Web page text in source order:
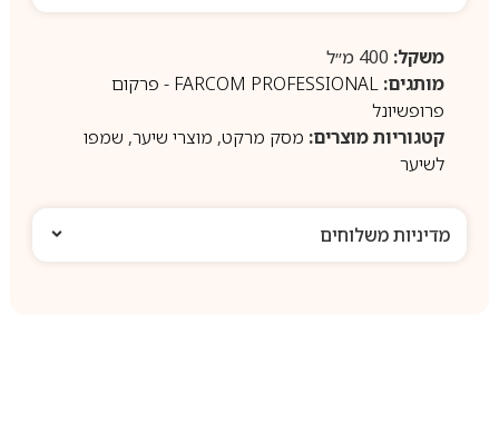
משקל:400 מ״ל
מותגים:
FARCOM PROFESSIONAL - פרקום
פרופשיונל
קטגוריות מוצרים: מסק מרקט, מוצרי שיער, שמפו
לשיער
מדיניות משלוחים